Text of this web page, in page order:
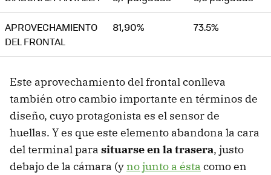
APROVECHAMIENTO
DEL FRONTAL
81,90% 73.5%
Este aprovechamiento del frontal conlleva
también otro cambio importante en términos de
diseño, cuyo protagonista es el sensor de
huellas. Y es que este elemento abandona la cara
del terminal para situarse en la trasera, justo
debajo de la cámara (y no junto a ésta como en